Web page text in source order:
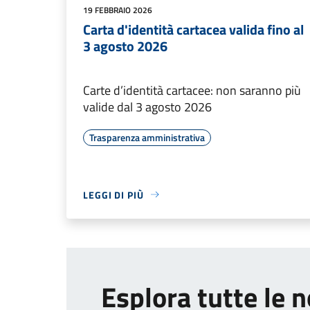
19 FEBBRAIO 2026
Carta d'identità cartacea valida fino al
3 agosto 2026
Carte d’identità cartacee: non saranno più
valide dal 3 agosto 2026
Trasparenza amministrativa
LEGGI DI PIÙ
Esplora tutte le